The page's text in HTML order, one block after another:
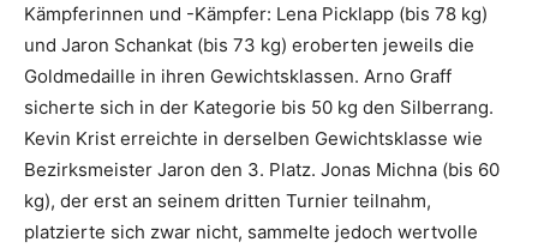
Kämpferinnen und -Kämpfer: Lena Picklapp (bis 78 kg)
und Jaron Schankat (bis 73 kg) eroberten jeweils die
Goldmedaille in ihren Gewichtsklassen. Arno Graff
sicherte sich in der Kategorie bis 50 kg den Silberrang.
Kevin Krist erreichte in derselben Gewichtsklasse wie
Bezirksmeister Jaron den 3. Platz. Jonas Michna (bis 60
kg), der erst an seinem dritten Turnier teilnahm,
platzierte sich zwar nicht, sammelte jedoch wertvolle